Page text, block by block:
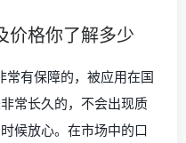
价格你了解多少
常有保障的，被应用在国
常长久的，不会出现质
候放心。在市场中的口